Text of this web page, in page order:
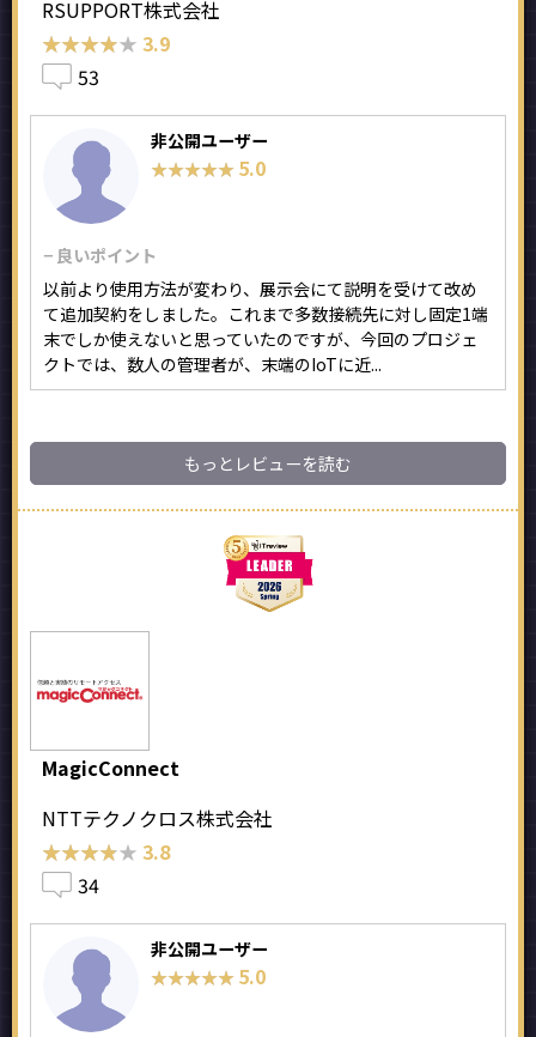
RSUPPORT株式会社
★★★★★
★★★★★ 3.9
53
非公開ユーザー
★★★★★
★★★★★ 5.0
− 良いポイント
以前より使用方法が変わり、展示会にて説明を受けて改め
て追加契約をしました。これまで多数接続先に対し固定1端
末でしか使えないと思っていたのですが、今回のプロジェ
クトでは、数人の管理者が、末端のIoTに近...
もっとレビューを読む
MagicConnect
NTTテクノクロス株式会社
★★★★★
★★★★★ 3.8
34
非公開ユーザー
★★★★★
★★★★★ 5.0